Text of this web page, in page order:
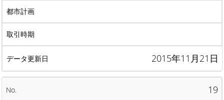
2015年11月21日
19